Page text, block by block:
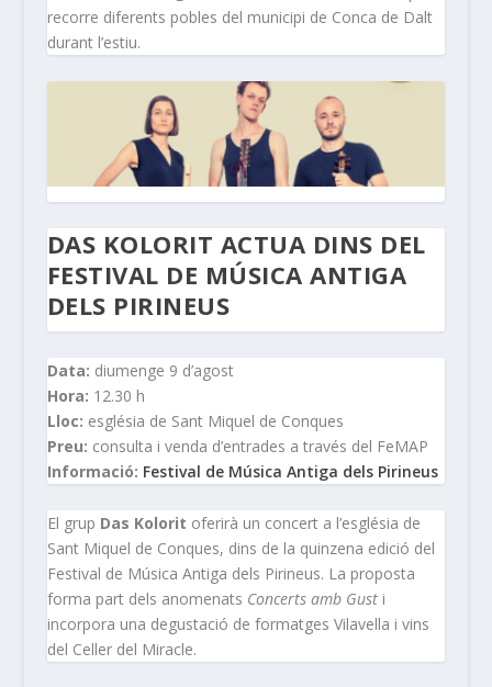
recorre diferents pobles del municipi de Conca de Dalt
durant l’estiu.
DAS KOLORIT ACTUA DINS DEL
FESTIVAL DE MÚSICA ANTIGA
DELS PIRINEUS
Data: diumenge 9 d’agost
Hora: 12.30 h
Lloc: església de Sant Miquel de Conques
Preu: consulta i venda d’entrades a través del FeMAP
Informació: Festival de Música Antiga dels Pirineus
El grup Das Kolorit oferirà un concert a l’església de
Sant Miquel de Conques, dins de la quinzena edició del
Festival de Música Antiga dels Pirineus. La proposta
forma part dels anomenats Concerts amb Gusti
incorpora una degustació de formatges Vilavella i vins
del Celler del Miracle.